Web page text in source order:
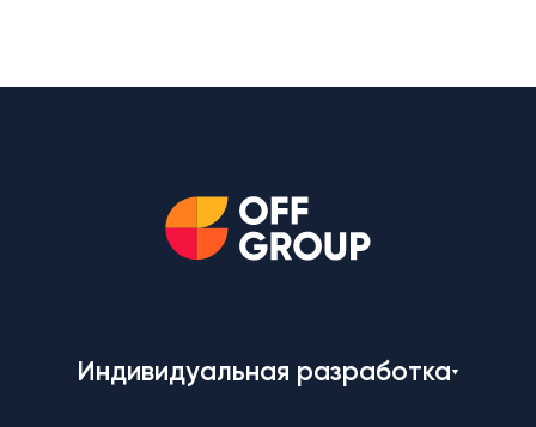
Индивидуальная разработка